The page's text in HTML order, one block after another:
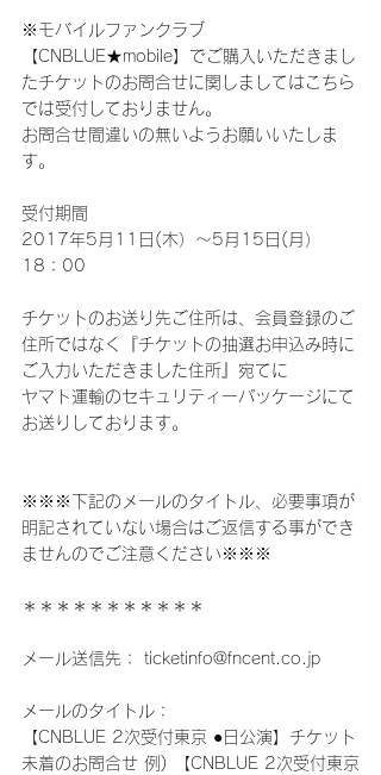
※モバイルファンクラブ
【CNBLUE★mobile】でご購入いただきまし
たチケットのお問合せに関しましてはこちら
では受付しておりません。
お問合せ間違いの無いようお願いいたしま
す。
受付期間
2017年5月11日(木）～5月15日(月）
18：00
チケットのお送り先ご住所は、会員登録のご
住所ではなく『チケットの抽選お申込み時に
ご入力いただきました住所』宛てに
ヤマト運輸のセキュリティーパッケージにて
お送りしております。
※※※下記のメールのタイトル、必要事項が
明記されていない場合はご返信する事ができ
ませんのでご注意ください※※※
＊＊＊＊＊＊＊＊＊＊＊
メール送信先： ticketinfo@fncent.co.jp
メールのタイトル：
【CNBLUE 2次受付東京 ●日公演】チケット
未着のお問合せ 例) 【CNBLUE 2次受付東京